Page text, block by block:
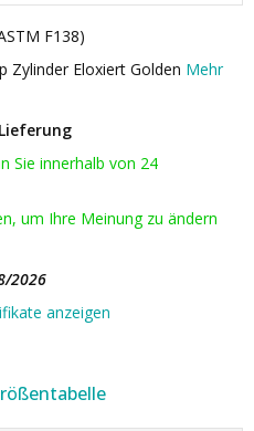
F138)
Zylinder Eloxiert Golden Mehr
Sie innerhalb von 24
um Ihre Meinung zu ändern
2026
anzeigen